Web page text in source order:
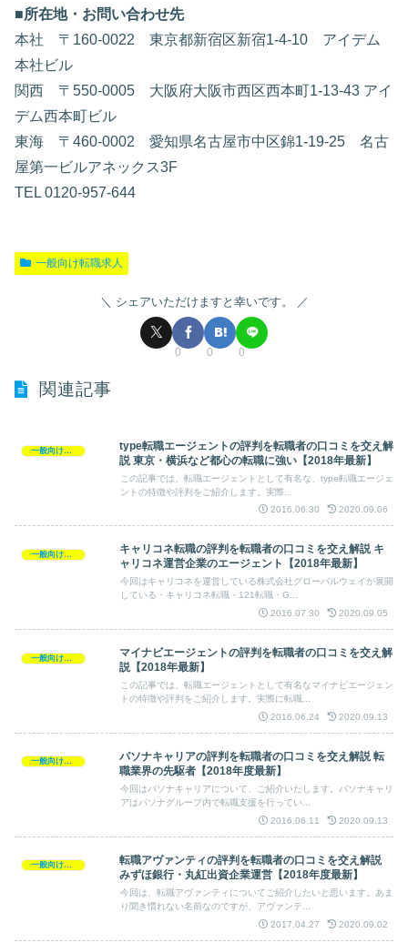
■所在地・お問い合わせ先
本社 〒160-0022 東京都新宿区新宿1-4-10 アイデム
本社ビル
関西 〒550-0005 大阪府大阪市西区西本町1-13-43 アイ
デム西本町ビル
東海 〒460-0002 愛知県名古屋市中区錦1-19-25 名古
屋第一ビルアネックス3F
TEL 0120-957-644
一般向け転職求人
シェアいただけますと幸いです。
0 0 0
関連記事
type転職エージェントの評判を転職者の口コミを交え解
説 東京・横浜など都心の転職に強い【2018年最新】
この記事では、転職エージェントとして有名な、type転職エージェ
ントの特徴や評判をご紹介します。実際...
2016.06.30
2020.09.06
キャリコネ転職の評判を転職者の口コミを交え解説 キ
ャリコネ運営企業のエージェント【2018年最新】
今回はキャリコネを運営している株式会社グローバルウェイが展開
している・キャリコネ転職・121転職・G...
2016.07.30
2020.09.05
マイナビエージェントの評判を転職者の口コミを交え解
説【2018年最新】
この記事では、転職エージェントとして有名なマイナビエージェン
トの特徴や評判をご紹介します。実際に転職...
2016.06.24
2020.09.13
一般向け転職求人
パソナキャリアの評判を転職者の口コミを交え解説 転
職業界の先駆者【2018年度最新】
今回はパソナキャリアについて、ご紹介いたします。パソナキャリ
アはパソナグループ内で転職支援を行ってい...
2016.06.11
2020.09.13
一般向け転職求人
転職アヴァンティの評判を転職者の口コミを交え解説
みずほ銀行・丸紅出資企業運営【2018年度最新】
今回は、転職アヴァンティについてご紹介したいと思います。あま
り聞き慣れない名前なのですが、アヴァンテ...
2017.04.27
2020.09.02